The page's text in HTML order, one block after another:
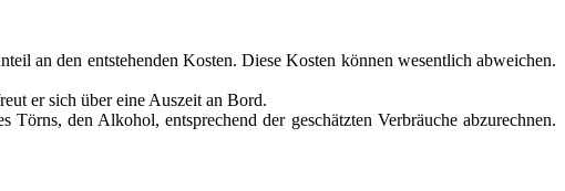
an den entstehenden Kosten. Diese Kosten können wesentlich abweichen.
er sich über eine Auszeit an Bord.
den Alkohol, entsprechend der geschätzten Verbräuche abzurechnen.